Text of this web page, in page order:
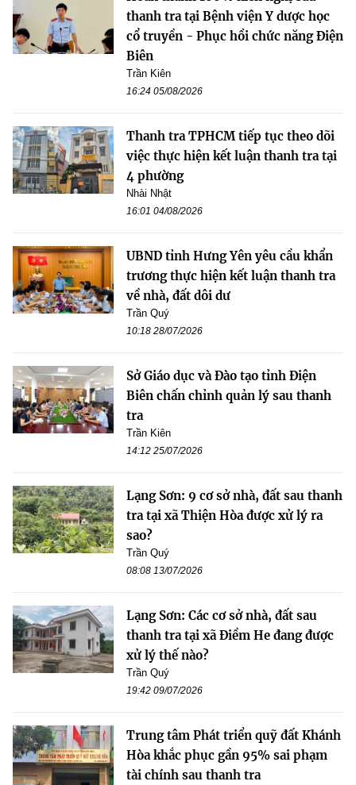
thanh tra tại Bệnh viện Y dược học
cổ truyền - Phục hồi chức năng Điện
Biên
Trần Kiên
16:24 05/08/2026
Thanh tra TPHCM tiếp tục theo dõi
việc thực hiện kết luận thanh tra tại
4 phường
Nhài Nhật
16:01 04/08/2026
UBND tỉnh Hưng Yên yêu cầu khẩn
trương thực hiện kết luận thanh tra
về nhà, đất dôi dư
Trần Quý
10:18 28/07/2026
Sở Giáo dục và Đào tạo tỉnh Điện
Biên chấn chỉnh quản lý sau thanh
tra
Trần Kiên
14:12 25/07/2026
Lạng Sơn: 9 cơ sở nhà, đất sau thanh
tra tại xã Thiện Hòa được xử lý ra
sao?
Trần Quý
08:08 13/07/2026
Lạng Sơn: Các cơ sở nhà, đất sau
thanh tra tại xã Điềm He đang được
xử lý thế nào?
Trần Quý
19:42 09/07/2026
Trung tâm Phát triển quỹ đất Khánh
Hòa khắc phục gần 95% sai phạm
tài chính sau thanh tra